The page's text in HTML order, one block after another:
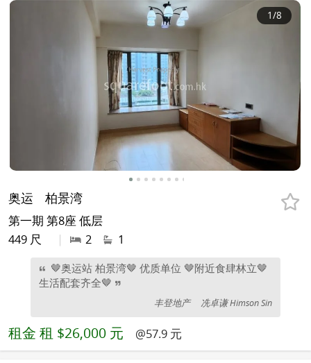
1/8
奥运 柏景湾
第一期 第8座 低层
449 尺
| 2 1
🤎奥运站 柏景湾🤎 优质单位 🤎附近食肆林立🤎
生活配套齐全🤎
丰登地产 冼卓谦 Himson Sin
租金 租 $26,000 元 @57.9 元